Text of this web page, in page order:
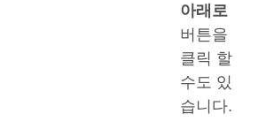
아래로
버튼을
클릭 할
수도 있
습니다.